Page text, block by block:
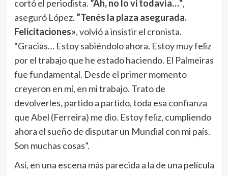
fue fundamental. Desde el primer momento
creyeron en mí, en mi trabajo. Trato de
devolverles, partido a partido, toda esa confianza
que Abel (Ferreira) me dio. Estoy feliz, cumpliendo
ahora el sueño de disputar un Mundial con mi país.
Son muchas cosas”.
Así, en una escena más parecida a la de una película
de Hollywood que al post partido, fue que este
delantero de José Manuel López
se enteró que
era parte de la nómina de Scaloni. Tras volver a ser
atacante que tiene una estatura de 1.90 metros,